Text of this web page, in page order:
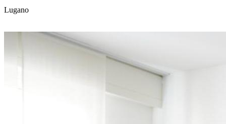
Lugano